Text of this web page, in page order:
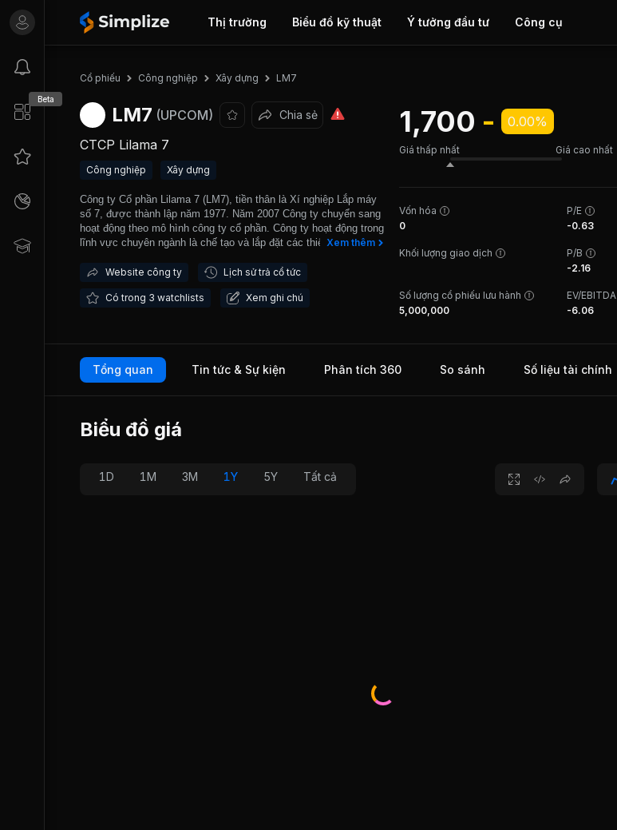
Thị trường Biểu đồ kỹ thuật Ý tưởng đầu tư Công cụ
Beta
Cổ phiếu Công nghiệp Xây dựng LM7
LM7 (UPCOM) Chia sẻ
CTCP Lilama 7
Công nghiệp Xây dựng
Công ty Cổ phần Lilama 7 (LM7), tiền thân là Xí nghiệp Lắp máy
số 7, được thành lập năm 1977. Năm 2007 Công ty chuyển sang
hoạt động theo mô hình công ty cổ phần. Công ty hoạt động trong
lĩnh vực chuyên ngành là chế tạo và lắp đặt các thiết bị cơ điện;
tạo kết cấu thép, đường ống, bồn bể áp lực, các thiết bị tiêu
chỉnh các thiết bị ngành điện, trạm biến áp. Công ty là đơn vị
thiết bị lọc hóa dầu. Công ty đã tham gia thi công một số dự án
lớn như chế tạo, lắp đặt hệ thống thông gió trong hầm Hải Vân,
xây dựng nhà máy lọc dầu Dung Quất, lắp đặt nhà máy thủy điện
Bình Điền, nhà máy thủy điện An Điềm II. Công ty là đơn vị hàng
miền Trung. Hơn 40 năm hình thành và phát triển, không thể
không nhắc đến vai trò to lớn của LILAMA 7 trên thị trường, luôn
nhận được sự tin trường từ Tổng Công ty mẹ và bạn hàng uy tín
Xem thêm
Website công ty Lịch sử trả cổ tức
Có trong 3 watchlists Xem ghi chú
1,700 - 0.00%
Giá thấp nhất
Giá cao nhất
Vốn hóa
0
P/E
-0.63
Khối lượng giao dịch
P/B
-2.16
Số lượng cổ phiếu lưu hành
5,000,000
EV/EBITDA
-6.06
Tổng quan Tin tức & Sự kiện Phân tích 360 So sánh Số liệu tài chính
Biểu đồ giá
1D 1M 3M 1Y 5Y Tất cả